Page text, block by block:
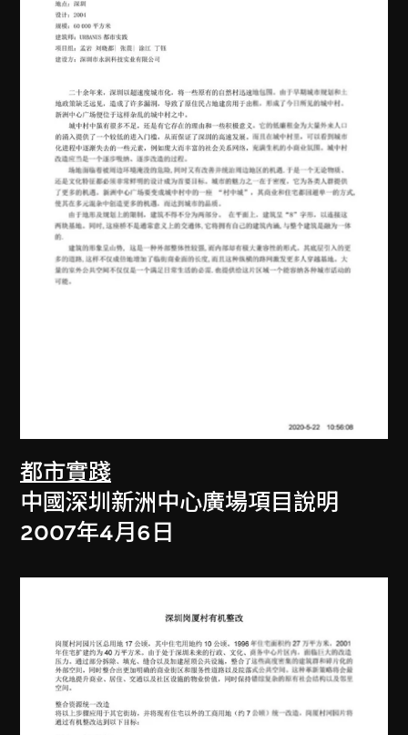
都市實踐
中國深圳新洲中心廣場項目說明
2007年4月6日